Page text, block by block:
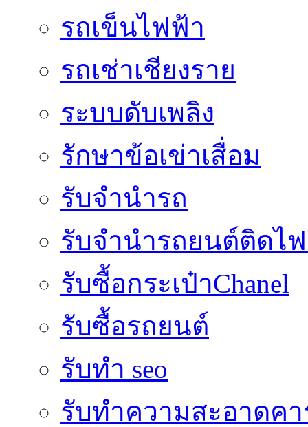
รถเข็นไฟฟ้า
รถเช่าเชียงราย
ระบบดับเพลิง
รักษาข้อเข่าเสื่อม
รับจำนำรถ
รับจํานํารถยนต์ติดไ
รับซื้อกระเป๋าChanel
รับซื้อรถยนต์
รับทำ seo
รับทำความสะอาดค